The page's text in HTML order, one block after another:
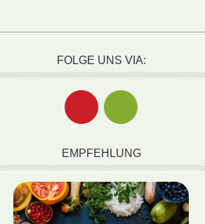
FOLGE UNS VIA:
EMPFEHLUNG